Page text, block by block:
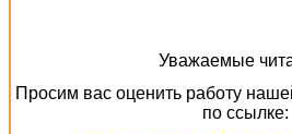
Уважаемые
Просим вас оценить работу
по ссылке: